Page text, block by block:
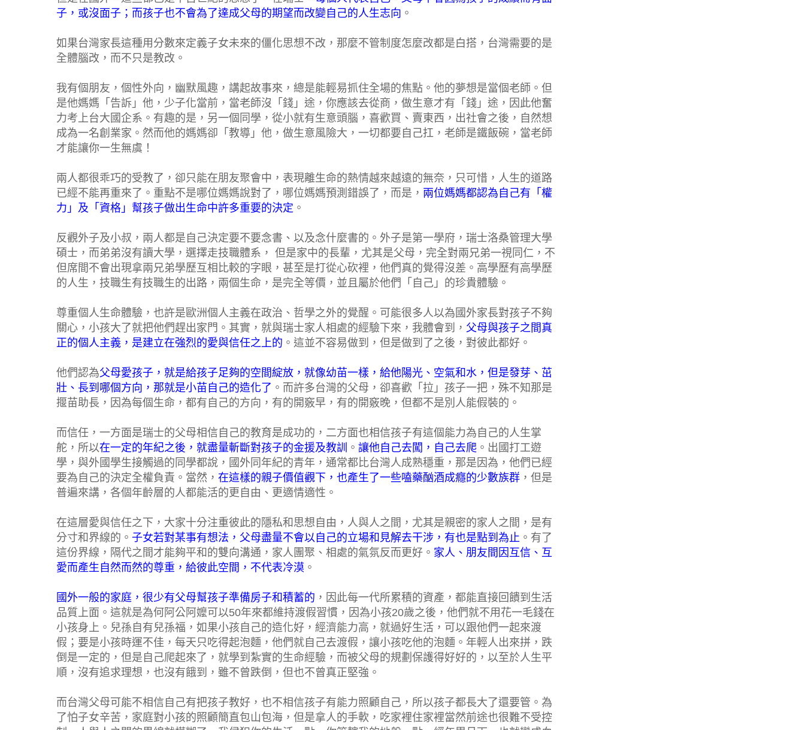
子，或沒面子；而孩子也不會為了達成父母的期望而改變自己的人生志向 。
如果台灣家長這種用分數來定義子女未來的僵化思想不改，那麼不管制度怎麼改都是白搭，台灣需要的是
全體腦改，而不只是教改。
我有個朋友，個性外向，幽默風趣，講起故事來，總是能輕易抓住全場的焦點。他的夢想是當個老師。但
是他媽媽「告訴」他，少子化當前，當老師沒「錢」途，你應該去從商，做生意才有「錢」途，因此他奮
力考上台大國企系。有趣的是，另一個同學，從小就有生意頭腦，喜歡買、賣東西，出社會之後，自然想
成為一名創業家。然而他的媽媽卻「教導」他，做生意風險大，一切都要自己扛，老師是鐵飯碗，當老師
才能讓你一生無虞！
兩人都很乖巧的受教了，卻只能在朋友聚會中，表現離生命的熱情越來越遠的無奈，只可惜，人生的道路
已經不能再重來了。重點不是哪位媽媽說對了，哪位媽媽預測錯誤了，而是， 兩位媽媽都認為自己有「權
力」及「資格」幫孩子做出生命中許多重要的決定 。
反觀外子及小叔，兩人都是自己決定要不要念書、以及念什麼書的。外子是第一學府，瑞士洛桑管理大學
碩士，而弟弟沒有讀大學，選擇走技職體系， 但是家中的長輩，尤其是父母，完全對兩兄弟一視同仁，不
但席間不會出現拿兩兄弟學歷互相比較的字眼，甚至是打從心砍裡，他們真的覺得沒差。高學歷有高學歷
的人生，技職生有技職生的出路，兩個生命，是完全等價，並且屬於他們「自己」的珍貴體驗。
尊重個人生命體驗，也許是歐洲個人主義在政治、哲學之外的覺醒。可能很多人以為國外家長對孩子不夠
關心，小孩大了就把他們趕出家門。其實，就與瑞士家人相處的經驗下來，我體會到， 父母與孩子之間真
正的個人主義，是建立在強烈的愛與信任之上的 。這並不容易做到，但是做到了之後，對彼此都好。
他們認為父母愛孩子，就是給孩子足夠的空間綻放，就像幼苗一樣，給他陽光、空氣和水，但是發芽、茁
壯、長到哪個方向，那就是小苗自己的造化了 。而許多台灣的父母，卻喜歡「拉」孩子一把，殊不知那是
揠苗助長，因為每個生命，都有自己的方向，有的開竅早，有的開竅晚，但都不是別人能假裝的。
而信任，一方面是瑞士的父母相信自己的教育是成功的，二方面也相信孩子有這個能力為自己的人生掌
舵，所以在一定的年紀之後，就盡量斬斷對孩子的金援及教訓 。 讓他自己去闖，自己去爬 。出國打工遊
學，與外國學生接觸過的同學都說，國外同年紀的青年，通常都比台灣人成熟穩重，那是因為，他們已經
要為自己的決定全權負責。當然， 在這樣的親子價值觀下，也產生了一些嗑藥酗酒成癮的少數族群 ，但是
普遍來講，各個年齡層的人都能活的更自由、更適情適性。
在這層愛與信任之下，大家十分注重彼此的隱私和思想自由，人與人之間，尤其是親密的家人之間，是有
分寸和界線的。 子女若對某事有想法，父母盡量不會以自己的立場和見解去干涉，有也是點到為止 。有了
這份界線，隔代之間才能夠平和的雙向溝通，家人團聚、相處的氣氛反而更好。 家人、朋友間因互信、互
愛而產生自然而然的尊重，給彼此空間，不代表冷漠 。
國外一般的家庭，很少有父母幫孩子準備房子和積蓄的 ，因此每一代所累積的資產，都能直接回饋到生活
品質上面。這就是為何阿公阿嬤可以50年來都維持渡假習慣，因為小孩20歲之後，他們就不用花一毛錢在
小孩身上。兒孫自有兒孫福，如果小孩自己的造化好，經濟能力高，就過好生活，可以跟他們一起來渡
假；要是小孩時運不佳，每天只吃得起泡麵，他們就自己去渡假，讓小孩吃他的泡麵。年輕人出來拼，跌
倒是一定的，但是自己爬起來了，就學到紮實的生命經驗，而被父母的規劃保護得好好的，以至於人生平
順，沒有追求理想，也沒有餓到，雖不曾跌倒，但也不曾真正堅強。
而台灣父母可能不相信自己有把孩子教好，也不相信孩子有能力照顧自己，所以孩子都長大了還要管。為
了怕子女辛苦，家庭對小孩的照顧簡直包山包海，但是拿人的手軟，吃家裡住家裡當然前途也很難不受控